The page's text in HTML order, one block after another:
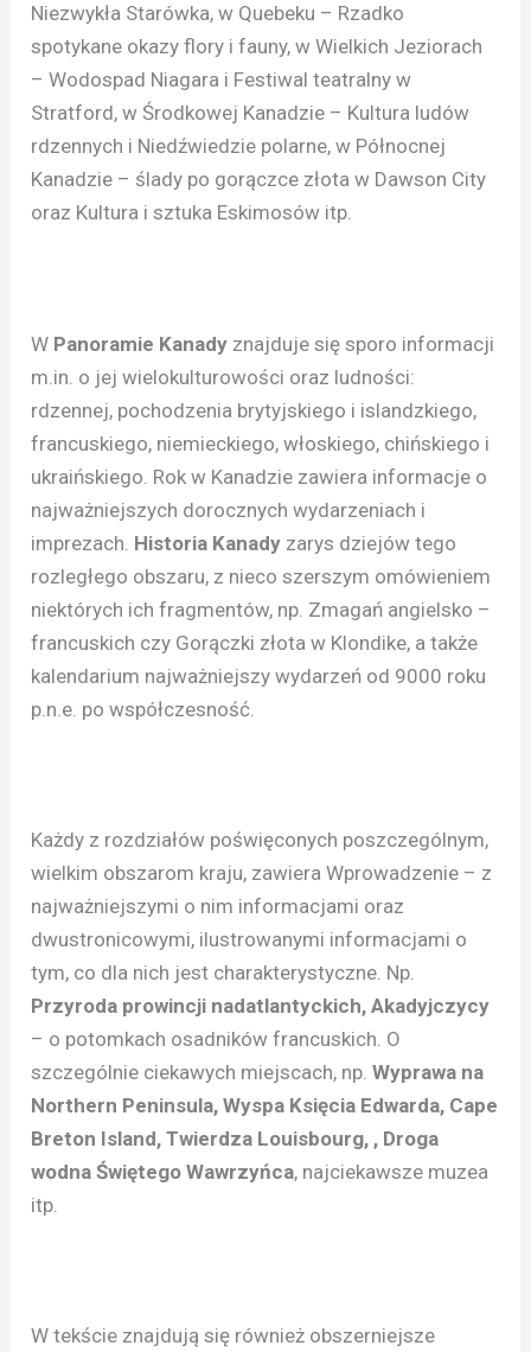
Niezwykła Starówka, w Quebeku – Rzadko
spotykane okazy flory i fauny, w Wielkich Jeziorach
– Wodospad Niagara i Festiwal teatralny w
Stratford, w Środkowej Kanadzie – Kultura ludów
rdzennych i Niedźwiedzie polarne, w Północnej
Kanadzie – ślady po gorączce złota w Dawson City
oraz Kultura i sztuka Eskimosów itp.
W Panoramie Kanady znajduje się sporo informacji
m.in. o jej wielokulturowości oraz ludności:
rdzennej, pochodzenia brytyjskiego i islandzkiego,
francuskiego, niemieckiego, włoskiego, chińskiego i
ukraińskiego. Rok w Kanadzie zawiera informacje o
najważniejszych dorocznych wydarzeniach i
imprezach. Historia Kanady zarys dziejów tego
rozległego obszaru, z nieco szerszym omówieniem
niektórych ich fragmentów, np. Zmagań angielsko –
francuskich czy Gorączki złota w Klondike, a także
kalendarium najważniejszy wydarzeń od 9000 roku
p.n.e. po współczesność.
Każdy z rozdziałów poświęconych poszczególnym,
wielkim obszarom kraju, zawiera Wprowadzenie – z
najważniejszymi o nim informacjami oraz
dwustronicowymi, ilustrowanymi informacjami o
tym, co dla nich jest charakterystyczne. Np.
Przyroda prowincji nadatlantyckich, Akadyjczycy
– o potomkach osadników francuskich. O
szczególnie ciekawych miejscach, np.Wyprawa na
Northern Peninsula, Wyspa Księcia Edwarda, Cape
Breton Island, Twierdza Louisbourg, , Droga
wodna Świętego Wawrzyńca, najciekawsze muzea
itp.
W tekście znajdują się również obszerniejsze